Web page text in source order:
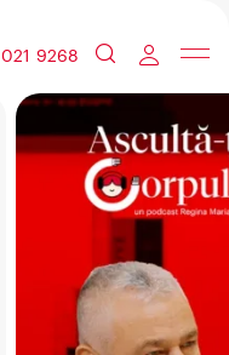
021 9268